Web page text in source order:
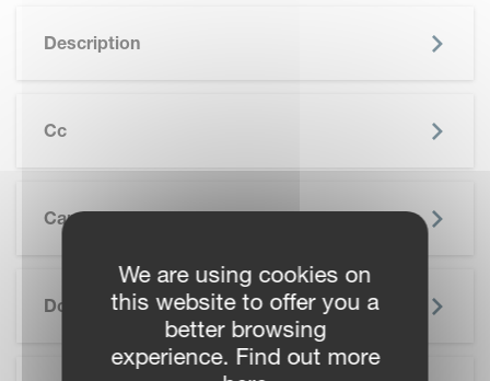
Description
Cc
Caractéristiques
Documentation
SKIP BROCHUREWe are using cookies on
this website to offer you a
better browsing
experience. Find out more